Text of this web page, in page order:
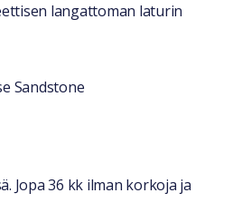
langattoman laturin
Sandstone
Jopa 36 kk ilman korkoja ja